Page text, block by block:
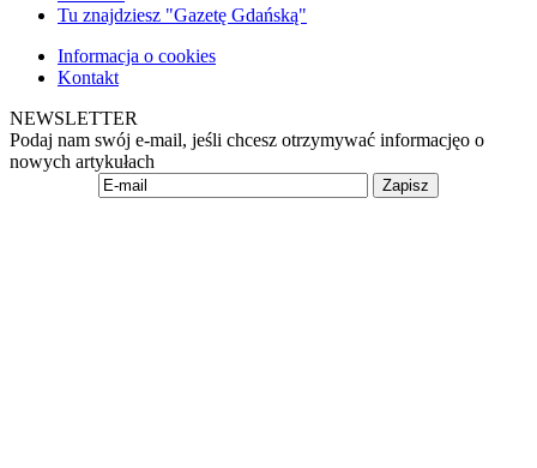
Tu znajdziesz "Gazetę Gdańską"
Informacja o cookies
Kontakt
NEWSLETTER
Podaj nam swój e-mail, jeśli chcesz otrzymywać informacjęo o
nowych artykułach
Zapisz